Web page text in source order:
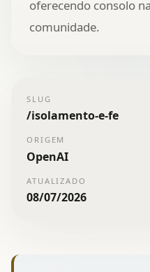
oferecendo consolo
comunidade.
SLUG
/isolamento-e-fe
ORIGEM
OpenAI
ATUALIZADO
08/07/2026